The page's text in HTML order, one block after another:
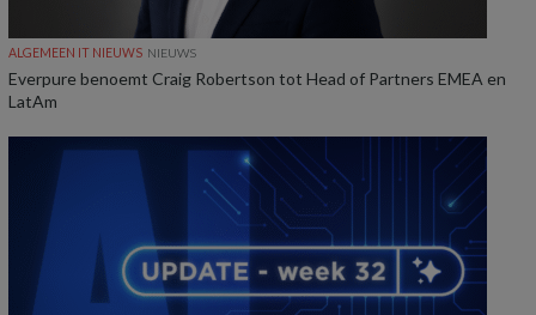
ALGEMEEN IT NIEUWS NIEUWS
Everpure benoemt Craig Robertson tot Head of Partners EMEA en
LatAm